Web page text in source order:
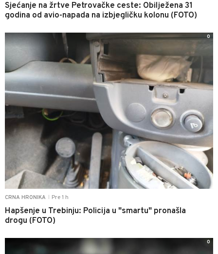
Sjećanje na žrtve Petrovačke ceste: Obilježena 31
godina od avio-napada na izbjegličku kolonu (FOTO)
CRNA HRONIKA Pre 1 h
Hapšenje u Trebinju: Policija u "smartu" pronašla
drogu (FOTO)
0
0